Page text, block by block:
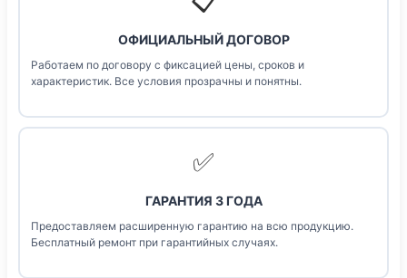
ОФИЦИАЛЬНЫЙ ДОГОВОР
Работаем по договору с фиксацией цены, сроков и
характеристик. Все условия прозрачны и понятны.
✅
ГАРАНТИЯ 3 ГОДА
Предоставляем расширенную гарантию на всю продукцию.
Бесплатный ремонт при гарантийных случаях.